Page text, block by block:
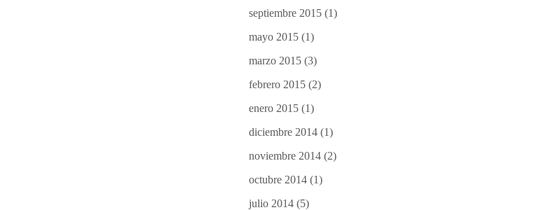
septiembre 2015 (1)
mayo 2015 (1)
marzo 2015 (3)
febrero 2015 (2)
enero 2015 (1)
diciembre 2014 (1)
noviembre 2014 (2)
octubre 2014 (1)
julio 2014 (5)